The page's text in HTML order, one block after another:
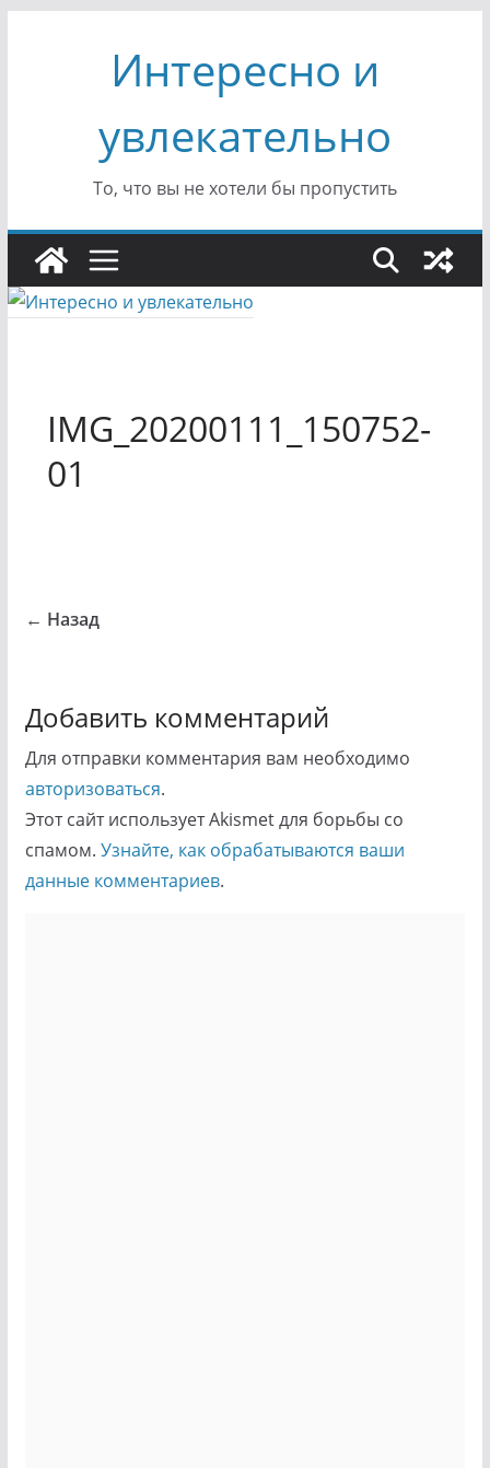
содержимомуИнтересно и
увлекательно
То, что вы не хотели бы пропустить
IMG_20200111_150752-
01
← Назад
Добавить комментарий
Для отправки комментария вам необходимо
авторизоваться.
Этот сайт использует Akismet для борьбы со
спамом. Узнайте, как обрабатываются ваши
данные комментариев.